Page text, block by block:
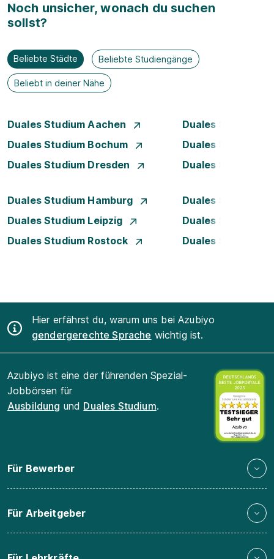
Noch unsicher, wonach du suchen
sollst?
Beliebte Städte Beliebte Studiengänge
Beliebt in deiner Nähe
Duales Studium Aachen
Duales Studium
Duales Studium Bochum
Duales Studium
Duales Studium Dresden
Duales Studium
Duales Studium Hamburg
Duales Studium
Duales Studium Leipzig
Duales Studium
Duales Studium Rostock
Duales Studium
Hier erfährst du, warum uns bei Azubiyo
gendergerechte Sprache wichtig ist.
Azubiyo ist eine der führenden Spezial-
Jobbörsen für
Ausbildung und Duales Studium.
Für Bewerber
Für Arbeitgeber